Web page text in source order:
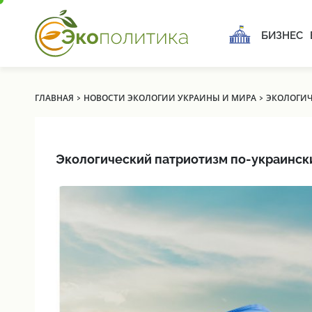
БИЗНЕС
ГЛАВНАЯ › НОВОСТИ ЭКОЛОГИИ УКРАИНЫ И МИРА›
Экологический патриотизм по-